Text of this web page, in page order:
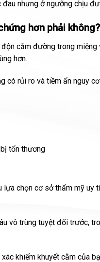
nhưng ở ngưỡng chịu
hơn phải không?
cằm đường trong
hơn.
có rủi ro và tiềm ẩn nguy
tổn thương
lựa chọn cơ sở thẩm mỹ
vô trùng tuyệt đối trước,
khiếm khuyết cằm của